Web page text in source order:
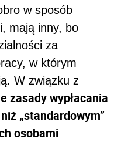
w sposób
mają inny, bo
za
w którym
W związku z
zasady wypłacania
„standardowym”
osobami